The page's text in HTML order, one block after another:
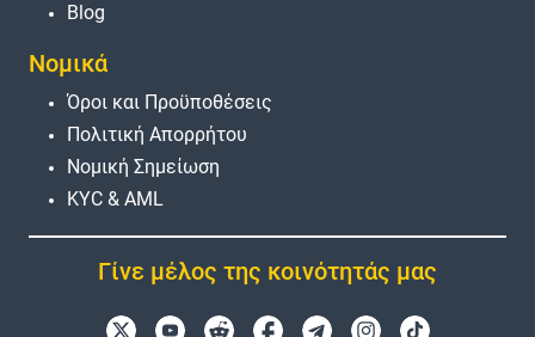
Blog
Νομικά
Όροι και Προϋποθέσεις
Πολιτική Απορρήτου
Νομική Σημείωση
KYC & AML
Γίνε μέλος της κοινότητάς μας